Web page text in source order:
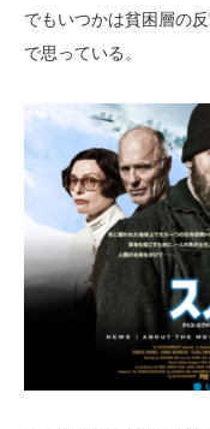
でもいつかは貧困層の
で思っている。